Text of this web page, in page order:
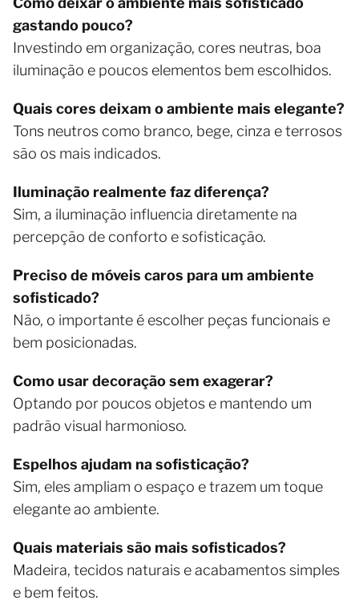
gastando pouco?
Investindo em organização, cores neutras, boa
iluminação e poucos elementos bem escolhidos.
Quais cores deixam o ambiente mais elegante?
Tons neutros como branco, bege, cinza e terrosos
são os mais indicados.
Iluminação realmente faz diferença?
Sim, a iluminação influencia diretamente na
percepção de conforto e sofisticação.
Preciso de móveis caros para um ambiente
sofisticado?
Não, o importante é escolher peças funcionais e
bem posicionadas.
Como usar decoração sem exagerar?
Optando por poucos objetos e mantendo um
padrão visual harmonioso.
Espelhos ajudam na sofisticação?
Sim, eles ampliam o espaço e trazem um toque
elegante ao ambiente.
Quais materiais são mais sofisticados?
Madeira, tecidos naturais e acabamentos simples
e bem feitos.